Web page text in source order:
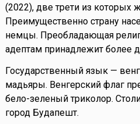
(2022), две трети из которых
Преимущественно страну
немцы. Преобладающая
адептам принадлежит более
Государственный язык —
мадьяры. Венгерский флаг
бело-зеленый триколор.
город Будапешт.